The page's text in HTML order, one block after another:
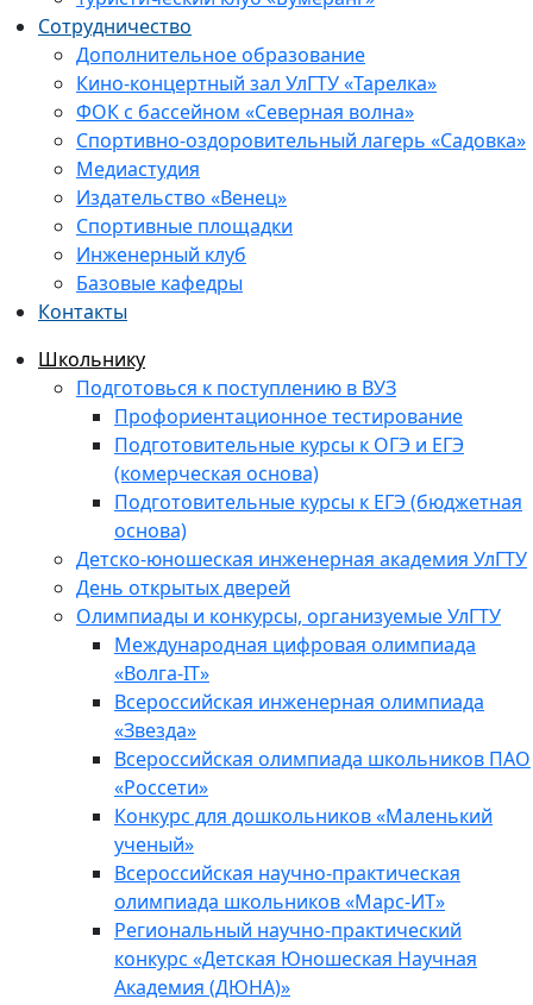
Сотрудничество
Дополнительное образование
Кино-концертный зал УлГТУ «Тарелка»
ФОК с бассейном «Северная волна»
Спортивно-оздоровительный лагерь «Садовка»
Медиастудия
Издательство «Венец»
Спортивные площадки
Инженерный клуб
Базовые кафедры
Контакты
Школьнику
Подготовься к поступлению в ВУЗ
Профориентационное тестирование
Подготовительные курсы к ОГЭ и ЕГЭ
(комерческая основа)
Подготовительные курсы к ЕГЭ (бюджетная
основа)
Детско-юношеская инженерная академия УлГТУ
День открытых дверей
Олимпиады и конкурсы, организуемые УлГТУ
Международная цифровая олимпиада
«Волга-IT»
Всероссийская инженерная олимпиада
«Звезда»
Всероссийская олимпиада школьников ПАО
«Россети»
Конкурс для дошкольников «Маленький
ученый»
Всероссийская научно-практическая
олимпиада школьников «Марс-ИТ»
Региональный научно-практический
конкурс «Детская Юношеская Научная
Академия (ДЮНА)»